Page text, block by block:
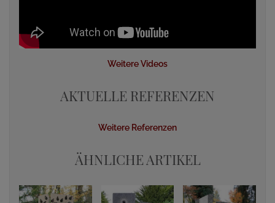
Weitere Videos
AKTUELLE REFERENZEN
Weitere Referenzen
ÄHNLICHE ARTIKEL